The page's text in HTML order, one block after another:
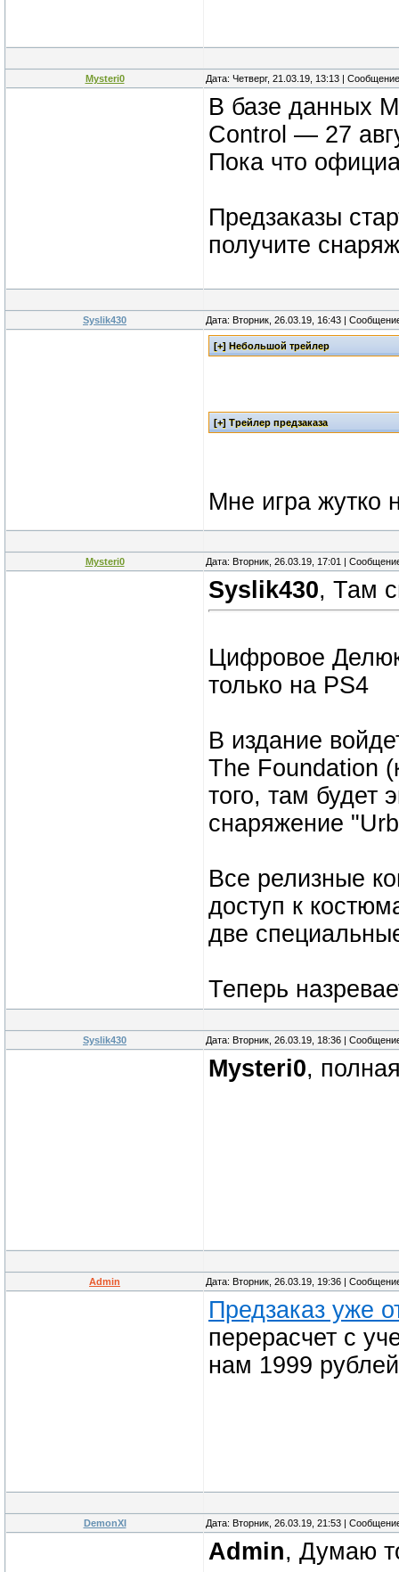
Mysteri0 Дата: Четверг, 21.03.19, 13:13 |
В базе данных
Control — 27
Пока что
Предзаказы
получите
Syslik430 Дата: Вторник, 26.03.19, 16:43 |
Мне игра жутко
Mysteri0 Дата: Вторник, 26.03.19, 17:01 |
Syslik430, Там
Цифровое
только на PS4
В издание
The Foundation
того, там будет
снаряжение
Все релизные
доступ к
две
Теперь
Syslik430 Дата: Вторник, 26.03.19, 18:36 |
Mysteri0,
Admin Дата: Вторник, 26.03.19, 19:36 |
Предзаказ уже
перерасчет с
нам 1999
DemonXI Дата: Вторник, 26.03.19, 21:53 |
Admin, Думаю